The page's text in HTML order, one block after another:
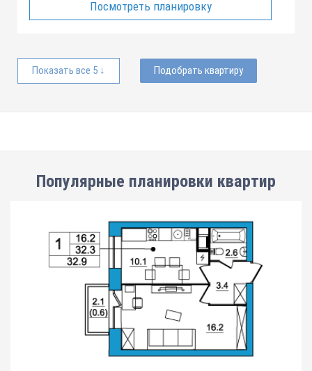
Посмотреть планировку
Показать все 5 ↓ Подобрать квартиру
Популярные планировки квартир